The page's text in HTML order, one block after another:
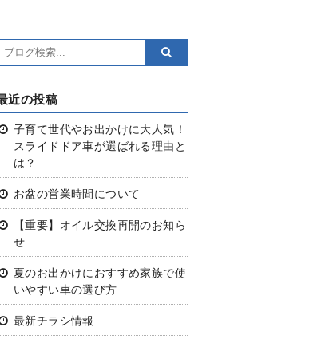
近の投稿
子育て世代やお出かけに大人気！
スライドドア車が選ばれる理由と
は？
お盆の営業時間について
【重要】オイル交換再開のお知ら
せ
夏のお出かけにおすすめ家族で使
いやすい車の選び方
最新チラシ情報